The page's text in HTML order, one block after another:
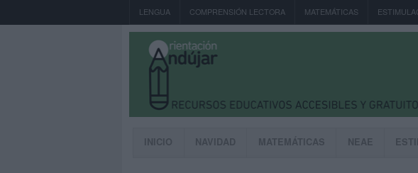
LENGUA COMPRENSIÓN LECTORA MATEMÁTICAS
INICIO NAVIDAD MATEMÁTICAS NEAE